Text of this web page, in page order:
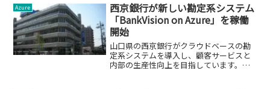
Azure
西京銀行が新しい勘定系システム
「BankVision on Azure」を稼働
開始
山口県の西京銀行がクラウドベースの勘
定系システムを導入し、顧客サービスと
内部の生産性向上を目指しています。こ